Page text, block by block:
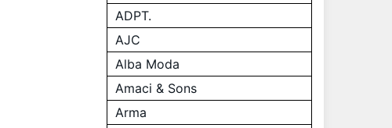
ADPT.
AJC
Alba Moda
Amaci & Sons
Arma